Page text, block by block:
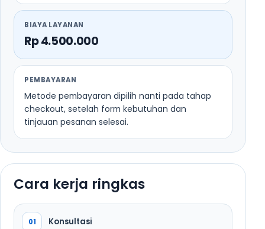
BIAYA LAYANAN
Rp 4.500.000
PEMBAYARAN
Metode pembayaran dipilih nanti pada tahap
checkout, setelah form kebutuhan dan
tinjauan pesanan selesai.
Cara kerja ringkas
01 Konsultasi